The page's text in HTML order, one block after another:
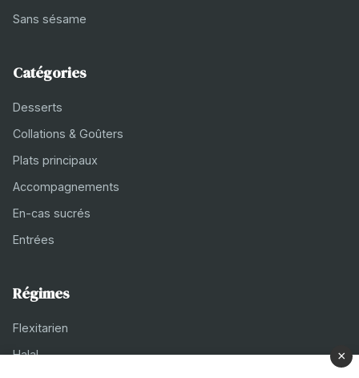
Sans sésame
Catégories
Desserts
Collations & Goûters
Plats principaux
Accompagnements
En-cas sucrés
Entrées
Régimes
Flexitarien
Halal
×